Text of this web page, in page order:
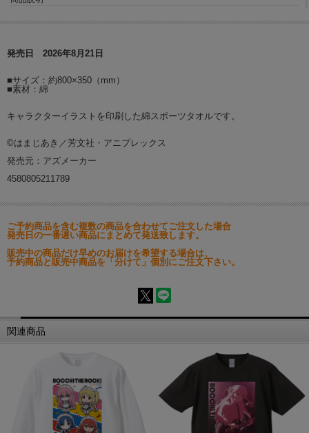
発売日 2026年8月21日
■サイズ：約800×350（mm）
■素材：綿
キャラクターイラストを印刷した綿スポーツタオルです。
©はまじあき／芳文社・アニプレックス
発売元：アズメーカー
4580805211789
ご予約商品を含む複数の商品を合わせてご注文した場合
発売日の一番遅い商品にまとめて発送致します。
販売中の商品だけ早めのお届けを希望する場合は、
予約商品と販売中商品を「分けて」個別にご注文下さい。
関連商品